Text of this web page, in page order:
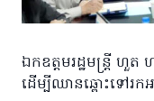
ឯកឧត្តមរដ្ឋមន្រ្តី ហួ
ដើម្បីឈានឆ្ពោះទៅរក